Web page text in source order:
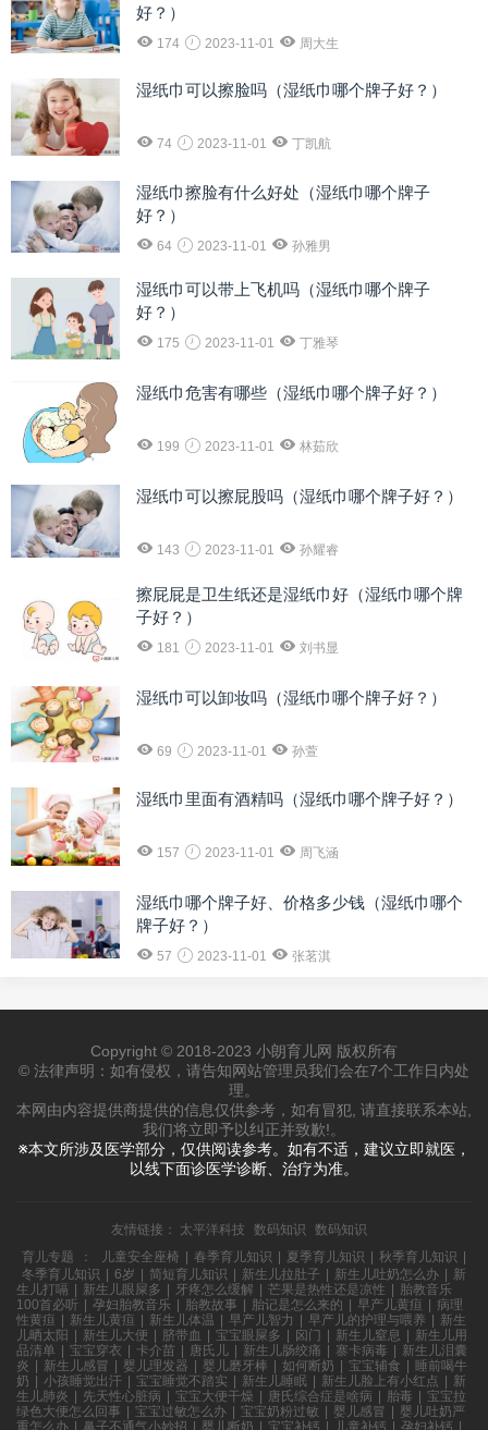
好？）
174 2023-11-01 周大生
湿纸巾可以擦脸吗（湿纸巾哪个牌子好？）
74 2023-11-01 丁凯航
湿纸巾擦脸有什么好处（湿纸巾哪个牌子
好？）
64 2023-11-01 孙雅男
湿纸巾可以带上飞机吗（湿纸巾哪个牌子
好？）
175 2023-11-01 丁雅琴
湿纸巾危害有哪些（湿纸巾哪个牌子好？）
199 2023-11-01 林茹欣
湿纸巾可以擦屁股吗（湿纸巾哪个牌子好？）
143 2023-11-01 孙耀睿
擦屁屁是卫生纸还是湿纸巾好（湿纸巾哪个牌
子好？）
181 2023-11-01 刘书显
湿纸巾可以卸妆吗（湿纸巾哪个牌子好？）
69 2023-11-01 孙萱
湿纸巾里面有酒精吗（湿纸巾哪个牌子好？）
157 2023-11-01 周飞涵
湿纸巾哪个牌子好、价格多少钱（湿纸巾哪个
牌子好？）
57 2023-11-01 张茗淇
Copyright © 2018-2023 小朗育儿网 版权所有
© 法律声明：如有侵权，请告知网站管理员我们会在7个工作日内处
理。
本网由内容提供商提供的信息仅供参考，如有冒犯, 请直接联系本站,
我们将立即予以纠正并致歉!。
※本文所涉及医学部分，仅供阅读参考。如有不适，建议立即就医，
以线下面诊医学诊断、治疗为准。
友情链接： 太平洋科技 数码知识
数码知识
育儿专题
： 儿童安全座椅 春季育儿知识 夏季育儿知识 秋季育儿知识
冬季育儿知识
6岁 简短育儿知识 新生儿拉肚子 新生儿吐奶怎么办
新
生儿打嗝
新生儿眼屎多 牙疼怎么缓解 芒果是热性还是凉性
胎教音乐
100首必听
孕妇胎教音乐 胎教故事 胎记是怎么来的 早产儿黄疸
病理
性黄疸
新生儿黄疸 新生儿体温 早产儿智力 早产儿的护理与喂养
新生
儿晒太阳
新生儿大便 脐带血 宝宝眼屎多 囟门 新生儿窒息
新生儿用
品清单
宝宝穿衣 卡介苗 唐氏儿 新生儿肠绞痛 寨卡病毒
新生儿泪囊
炎
新生儿感冒 婴儿理发器 婴儿磨牙棒 如何断奶 宝宝辅食
睡前喝牛
奶
小孩睡觉出汗 宝宝睡觉不踏实 新生儿睡眠 新生儿脸上有小红点
新
生儿肺炎
先天性心脏病 宝宝大便干燥 唐氏综合症是啥病 胎毒
宝宝拉
绿色大便怎么回事
宝宝过敏怎么办 宝宝奶粉过敏 婴儿感冒
婴儿吐奶严
重怎么办
鼻子不通气小妙招 婴儿断奶 宝宝补钙 儿童补钙 孕妇补钙